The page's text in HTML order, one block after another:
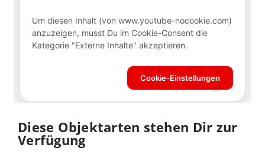
Diese Objektarten stehen Dir zur
Verfügung